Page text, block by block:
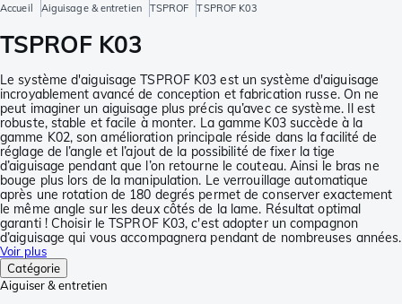
Accueil Aiguisage & entretien TSPROF TSPROF K03
TSPROF K03
Le système d'aiguisage TSPROF K03 est un système d'aiguisage
incroyablement avancé de conception et fabrication russe. On ne
peut imaginer un aiguisage plus précis qu’avec ce système. Il est
robuste, stable et facile à monter. La gamme K03 succède à la
gamme K02, son amélioration principale réside dans la facilité de
réglage de l’angle et l’ajout de la possibilité de fixer la tige
d’aiguisage pendant que l’on retourne le couteau. Ainsi le bras ne
bouge plus lors de la manipulation. Le verrouillage automatique
après une rotation de 180 degrés permet de conserver exactement
le même angle sur les deux côtés de la lame. Résultat optimal
garanti ! Choisir le TSPROF K03, c'est adopter un compagnon
d’aiguisage qui vous accompagnera pendant de nombreuses années.
Voir plus
Catégorie
Aiguiser & entretien